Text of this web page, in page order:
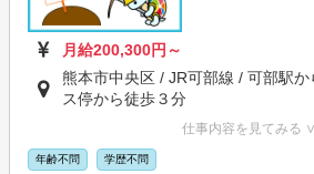
月給200,300円～
熊本市中央区 / JR可部線 / 可部駅
ス停から徒歩３分
仕事内容を見てみる ∨
年齢不問 学歴不問